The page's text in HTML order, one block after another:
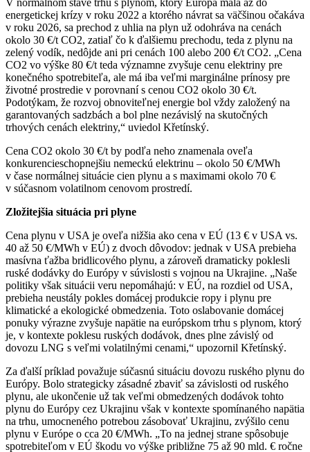
energetickej krízy v roku 2022 a ktorého návrat sa väčšinou očakáva
v roku 2026, sa prechod z uhlia na plyn už odohráva na cenách
okolo 30 €/t CO2, zatiaľ čo k ďalšiemu prechodu, teda z plynu na
zelený vodík, nedôjde ani pri cenách 100 alebo 200 €/t CO2. „Cena
CO2 vo výške 80 €/t teda významne zvyšuje cenu elektriny pre
konečného spotrebiteľa, ale má iba veľmi marginálne prínosy pre
životné prostredie v porovnaní s cenou CO2 okolo 30 €/t.
Podotýkam, že rozvoj obnoviteľnej energie bol vždy založený na
garantovaných sadzbách a bol plne nezávislý na skutočných
trhových cenách elektriny,“ uviedol Křetínský.
Cena CO2 okolo 30 €/t by podľa neho znamenala oveľa
konkurencieschopnejšiu nemeckú elektrinu – okolo 50 €/MWh
v čase normálnej situácie cien plynu a s maximami okolo 70 €
v súčasnom volatilnom cenovom prostredí.
Zložitejšia situácia pri plyne
Cena plynu v USA je oveľa nižšia ako cena v EÚ (13 € v USA vs.
40 až 50 €/MWh v EÚ) z dvoch dôvodov: jednak v USA prebieha
masívna ťažba bridlicového plynu, a zároveň dramaticky poklesli
ruské dodávky do Európy v súvislosti s vojnou na Ukrajine. „Naše
politiky však situácii veru nepomáhajú: v EÚ, na rozdiel od USA,
prebieha neustály pokles domácej produkcie ropy i plynu pre
klimatické a ekologické obmedzenia. Toto oslabovanie domácej
ponuky výrazne zvyšuje napätie na európskom trhu s plynom, ktorý
je, v kontexte poklesu ruských dodávok, dnes plne závislý od
dovozu LNG s veľmi volatilnými cenami,“ upozornil Křetínský.
Za ďalší príklad považuje súčasnú situáciu dovozu ruského plynu do
Európy. Bolo strategicky zásadné zbaviť sa závislosti od ruského
plynu, ale ukončenie už tak veľmi obmedzených dodávok tohto
plynu do Európy cez Ukrajinu však v kontexte spomínaného napätia
na trhu, umocneného potrebou zásobovať Ukrajinu, zvýšilo cenu
plynu v Európe o cca 20 €/MWh. „To na jednej strane spôsobuje
spotrebiteľom v EÚ škodu vo výške približne 75 až 90 mld. € ročne